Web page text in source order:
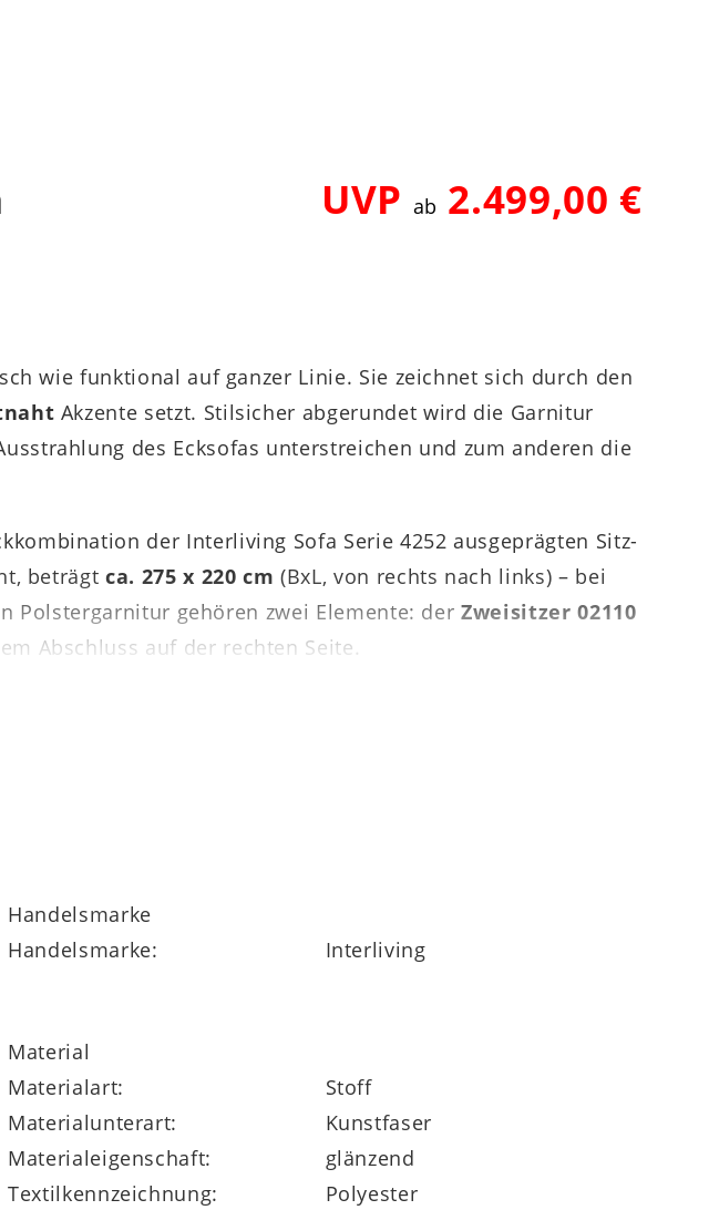
UVP ab 2.499,00 €
wie funktional auf ganzer Linie. Sie zeichnet sich durch den
Akzente setzt. Stilsicher abgerundet wird die Garnitur
des Ecksofas unterstreichen und zum anderen die
der Interliving Sofa Serie 4252 ausgeprägten Sitz-
beträgtca. 275 x 220 cm(BxL, von rechts nach links) – bei
Polstergarnitur gehören zwei Elemente: derZweisitzer 02110
Abschluss auf der rechten Seite.
der attraktiven Bezugauswahl und der Möglichkeit, gegen
Handelsmarke
Handelsmarke:
Interliving
Material
Materialart:
Stoff
Materialunterart:
Kunstfaser
Materialeigenschaft:
glänzend
Textilkennzeichnung:
Polyester